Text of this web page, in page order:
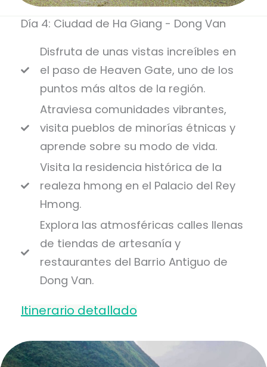
Día 4: Ciudad de Ha Giang - Dong Van
Disfruta de unas vistas increíbles en
el paso de Heaven Gate, uno de los
puntos más altos de la región.
Atraviesa comunidades vibrantes,
visita pueblos de minorías étnicas y
aprende sobre su modo de vida.
Visita la residencia histórica de la
realeza hmong en el Palacio del Rey
Hmong.
Explora las atmosféricas calles llenas
de tiendas de artesanía y
restaurantes del Barrio Antiguo de
Dong Van.
Itinerario detallado